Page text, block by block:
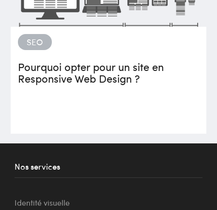
SEO
Pourquoi opter pour un site en
Responsive Web Design ?
Nos services
Identité visuelle